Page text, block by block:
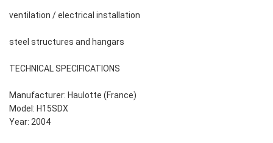
ventilation / electrical installation
steel structures and hangars
TECHNICAL SPECIFICATIONS
Manufacturer: Haulotte (France)
Model: H15SDX
Year: 2004